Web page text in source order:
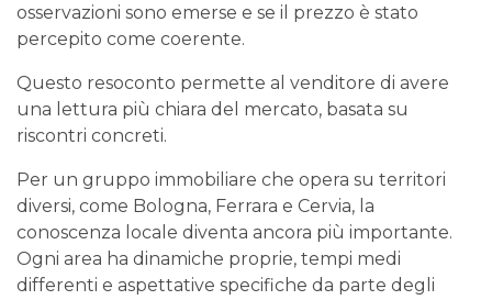
osservazioni sono emerse e se il prezzo è stato
percepito come coerente.
Questo resoconto permette al venditore di avere
una lettura più chiara del mercato, basata su
riscontri concreti.
Per un gruppo immobiliare che opera su territori
diversi, come Bologna, Ferrara e Cervia, la
conoscenza locale diventa ancora più importante.
Ogni area ha dinamiche proprie, tempi medi
differenti e aspettative specifiche da parte degli